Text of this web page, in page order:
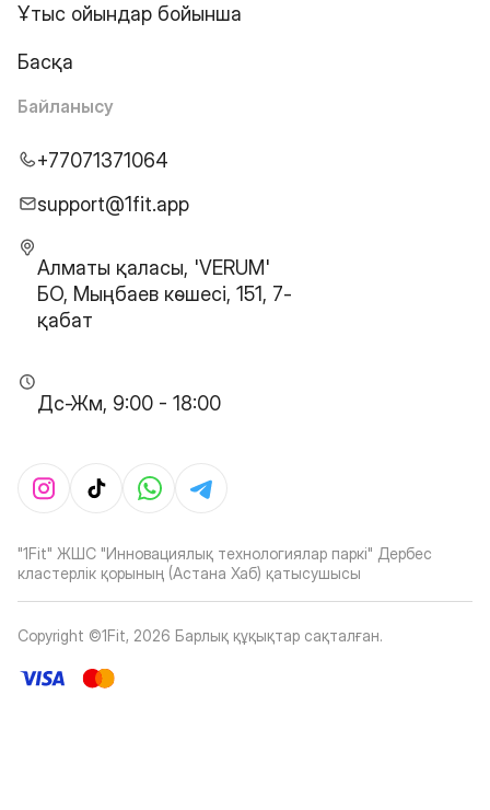
Ұтыс ойындар бойынша
Басқа
Байланысу
+77071371064
support@1fit.app
Алматы қаласы, 'VERUM'
БО, Мыңбаев көшесі, 151, 7-
қабат
Дс-Жм, 9:00 - 18:00
"1Fit" ЖШС "Инновациялық технологиялар паркі" Дербес
кластерлік қорының (Астана Хаб) қатысушысы
Copyright ©1Fit, 2026 Барлық құқықтар сақталған.